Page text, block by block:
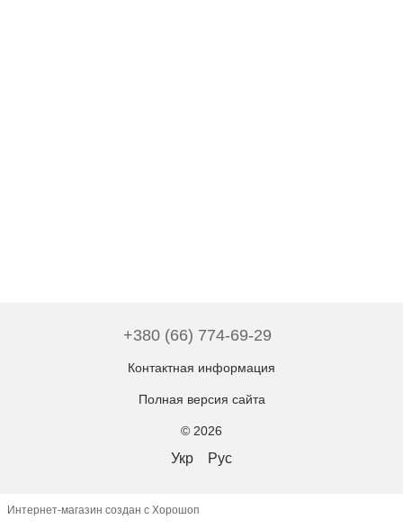
+380 (66) 774-69-29
Контактная информация
Полная версия сайта
© 2026
Укр Рус
Интернет-магазин создан с Хорошоп